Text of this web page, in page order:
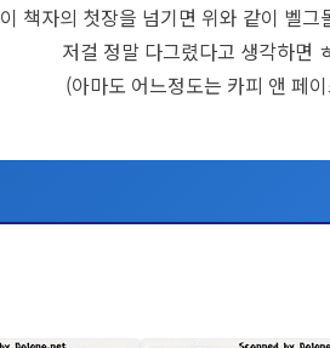
이 책자의 첫장을 넘기면 위와 같이 벨
저걸 정말 다그렸다고 생각하면
(아마도 어느정도는 카피 앤 페